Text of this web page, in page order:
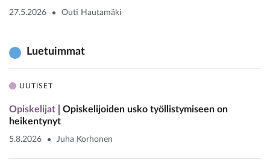
27.5.2026 Outi Hautamäki
Luetuimmat
UUTISET
Opiskelijat
Opiskelijoiden usko työllistymiseen on
heikentynyt
5.8.2026 Juha Korhonen